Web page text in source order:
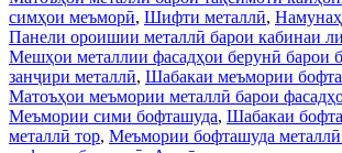
симҳои меъморӣ, Шифти металлӣ,
Панели ороишии металлӣ барои кабинаи
Мешҳои металлии фасадҳои берунӣ барои
занҷири металлӣ, Шабакаи меъмории
Матоъҳои меъмории металлӣ барои
Меъмории сими бофташуда, Шабакаи
металлӣ тор, Меъмории бофташуда металлӣ